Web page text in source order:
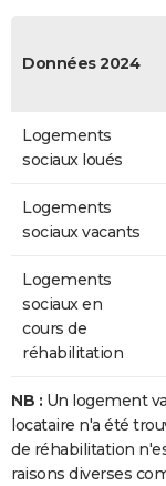
Données 2024
Logements
sociaux loués
Logements
sociaux vacants
Logements
sociaux en
cours de
réhabilitation
NB : Un logement
locataire n'a été
de réhabilitation
raisons diverses